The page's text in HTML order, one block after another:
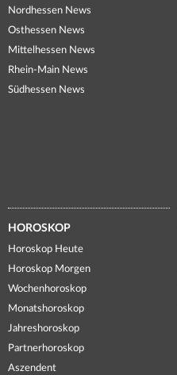
Nordhessen News
Osthessen News
Mittelhessen News
Rhein-Main News
Südhessen News
HOROSKOP
Horoskop Heute
Horoskop Morgen
Wochenhoroskop
Monatshoroskop
Jahreshoroskop
Partnerhoroskop
Aszendent